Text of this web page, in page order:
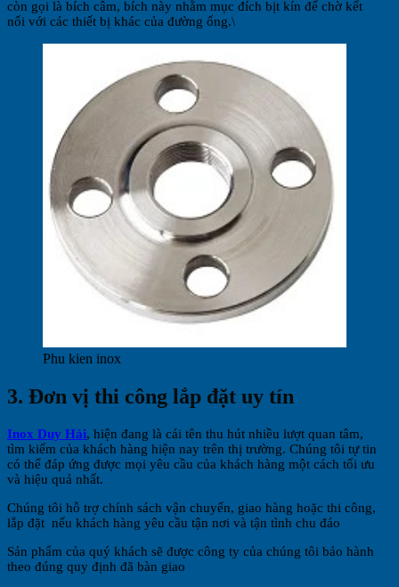
còn gọi là bích câm, bích này nhằm mục đích bịt kín để chờ kết
nối với các thiết bị khác của đường ống.\
Phu kien inox
3. Đơn vị thi công lắp đặt uy tín
Inox Duy Hải, hiện đang là cái tên thu hút nhiều lượt quan tâm,
tìm kiếm của khách hàng hiện nay trên thị trường. Chúng tôi tự tin
có thể đáp ứng được mọi yêu cầu của khách hàng một cách tối ưu
và hiệu quả nhất.
Chúng tôi hỗ trợ chính sách vận chuyển, giao hàng hoặc thi công,
lắp đặt nếu khách hàng yêu cầu tận nơi và tận tình chu đáo
Sản phẩm của quý khách sẽ được công ty của chúng tôi bảo hành
theo đúng quy định đã bàn giao